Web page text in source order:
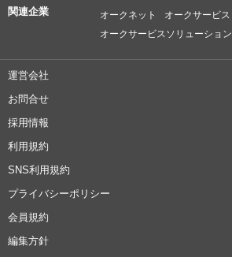
関連企業 オークネット
オークサービス
オークサービスソリューション
運営会社
お問合せ
採用情報
利用規約
SNS利用規約
プライバシーポリシー
会員規約
編集方針